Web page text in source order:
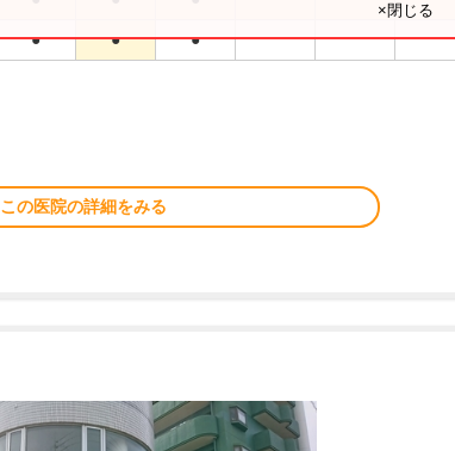
● ● ●
×閉じる
この医院の詳細をみる